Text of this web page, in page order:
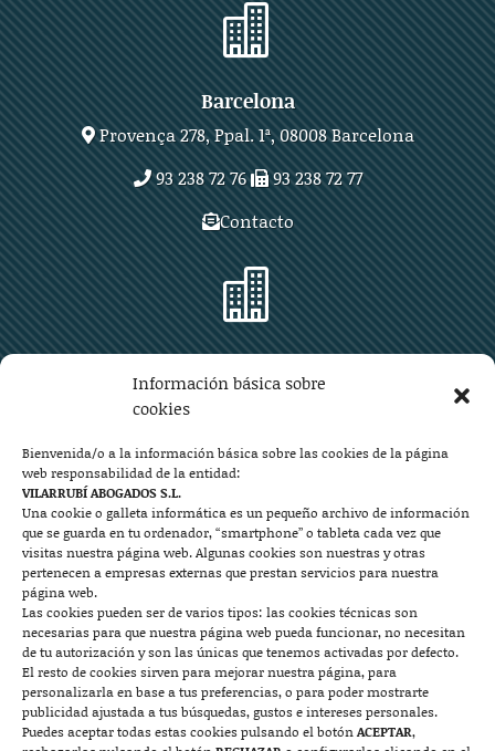
Información básica sobre
cookies
Bienvenida/o a la información básica sobre las cookies de la página
web responsabilidad de la entidad:
VILARRUBÍ ABOGADOS S.L.
Una cookie o galleta informática es un pequeño archivo de información
que se guarda en tu ordenador, “smartphone” o tableta cada vez que
visitas nuestra página web. Algunas cookies son nuestras y otras
pertenecen a empresas externas que prestan servicios para nuestra
página web.
Las cookies pueden ser de varios tipos: las cookies técnicas son
necesarias para que nuestra página web pueda funcionar, no necesitan
de tu autorización y son las únicas que tenemos activadas por defecto.
El resto de cookies sirven para mejorar nuestra página, para
personalizarla en base a tus preferencias, o para poder mostrarte
publicidad ajustada a tus búsquedas, gustos e intereses personales.
Puedes aceptar todas estas cookies pulsando el botónACEPTAR,

Barcelona
Provença 278, Ppal. 1ª, 08008 Barcelona
93 238 72 76
93 238 72 77
Contacto

Plaza Aragón 10, planta 11ª, 50004 Zaragoza
Contacto

Mallorca
Josep Pla, n°6, 07400 Alcudia (Mallorca)
722 131 870
Contacto